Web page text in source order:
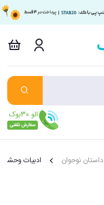
داستان نوجوان ادبیات وحشت